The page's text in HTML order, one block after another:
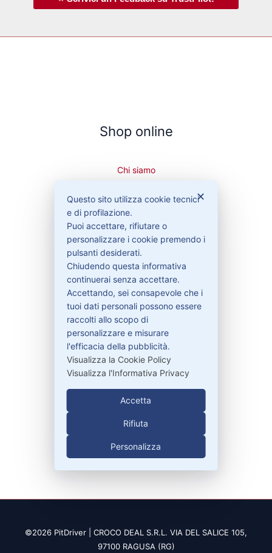
Shop online
Chi siamo
Privacy Policy
Condizioni di vendita
Spedizioni e recesso
Bisogno di aiuto?
Contattaci
Garanzie
Contatti
info@pitdriver.com
©2026 PitDriver | CROCO DEAL S.R.L. VIA DEL SALICE 105,
97100 RAGUSA (RG)
✕
Questo sito utilizza cookie tecnici
e di profilazione.
Puoi accettare, rifiutare o
personalizzare i cookie premendo i
pulsanti desiderati.
Chiudendo questa informativa
continuerai senza accettare.
Accettando, sei consapevole che i
tuoi dati personali possono essere
raccolti allo scopo di
personalizzare e misurare
l'efficacia della pubblicità.
Visualizza la Cookie Policy
Visualizza l'Informativa Privacy
Accetta
Rifiuta
Personalizza